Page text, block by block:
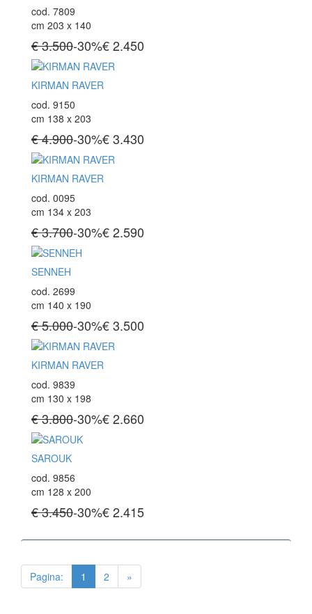
cod. 7809
cm 203 x 140
€ 3.500-30%€2.450
KIRMAN RAVER
cod. 9150
cm 138 x 203
€ 4.900-30%€3.430
KIRMAN RAVER
cod. 0095
cm 134 x 203
€ 3.700-30%€2.590
SENNEH
cod. 2699
cm 140 x 190
€ 5.000-30%€3.500
KIRMAN RAVER
cod. 9839
cm 130 x 198
€ 3.800-30%€2.660
SAROUK
cod. 9856
cm 128 x 200
€ 3.450-30%€2.415
Pagina: 1 2 »